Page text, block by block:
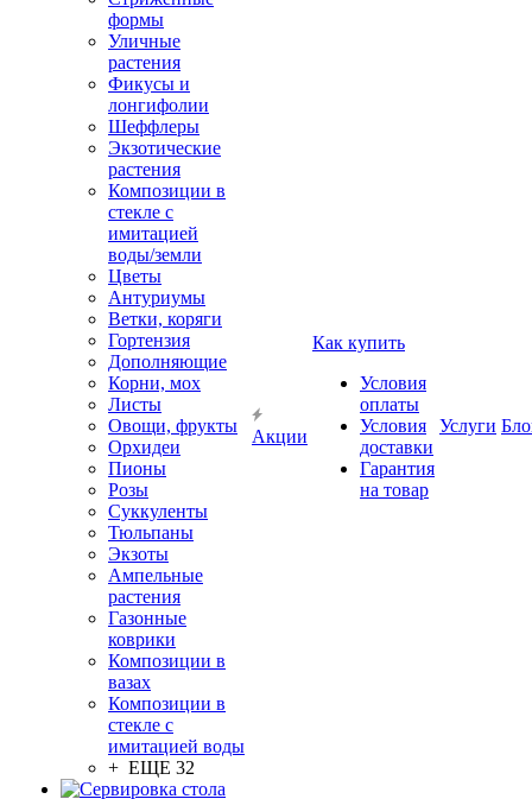
формы
Уличные
растения
Фикусы и
лонгифолии
Шеффлеры
Экзотические
растения
Композиции в
стекле с
имитацией
воды/земли
Цветы
Антуриумы
Ветки, коряги
Гортензия
Дополняющие
Корни, мох
Листы
Овощи, фрукты
Орхидеи
Пионы
Розы
Суккуленты
Тюльпаны
Экзоты
Ампельные
растения
Газонные
коврики
Композиции в
вазах
Композиции в
стекле с
имитацией воды
+ ЕЩЕ 32
Акции
Как купить
Условия
оплаты
Условия
доставки
Гарантия
на товар
Услуги